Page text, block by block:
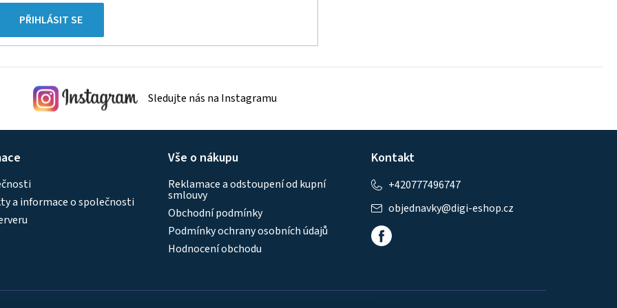
PŘIHLÁSIT SE
Sledujte nás na Instagramu
a informace o společnosti
Vše o nákupu
Reklamace a odstoupení od kupní
smlouvy
Obchodní podmínky
Podmínky ochrany osobních údajů
Hodnocení obchodu
Kontakt
objednavky@digi-eshop.cz
+420777496747